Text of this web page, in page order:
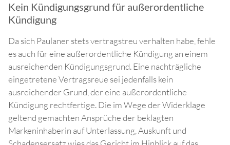
Kein Kündigungsgrund für außerordentliche
Kündigung
Da sich Paulaner stets vertragstreu verhalten habe, fehle
es auch für eine außerordentliche Kündigung an einem
ausreichenden Kündigungsgrund. Eine nachträgliche
eingetretene Vertragsreue sei jedenfalls kein
ausreichender Grund, der eine außerordentliche
Kündigung rechtfertige. Die im Wege der Widerklage
geltend gemachten Ansprüche der beklagten
Markeninhaberin auf Unterlassung, Auskunft und